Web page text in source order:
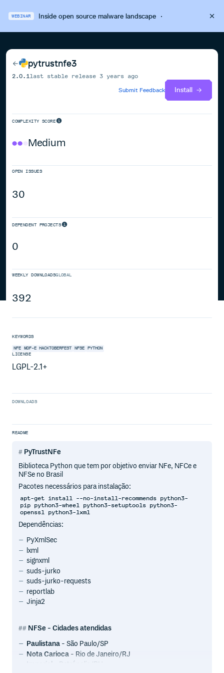
WEBINAR Inside open source malware landscape·
pytrustnfe3
2.0.1 last stable release3 years ago
Submit Feedback
Install
COMPLEXITY SCORE
Medium
OPEN ISSUES
30
DEPENDENT PROJECTS
0
WEEKLY DOWNLOADSGLOBAL
392
KEYWORDS
NFE MDF-E HACKTOBERFEST NFSE PYTHON
LICENSE
LGPL-2.1+
DOWNLOADS
README
PyTrustNFe
Biblioteca Python que tem por objetivo enviar NFe, NFCe e
NFSe no Brasil
Pacotes necessários para instalação:
apt-get install --no-install-recommends python3-
pip python3-wheel python3-setuptools python3-
openssl python3-lxml
Dependências:
PyXmlSec
lxml
signxml
suds-jurko
suds-jurko-requests
reportlab
Jinja2
NFSe - Cidades atendidas
Paulistana - São Paulo/SP
Nota Carioca - Rio de Janeiro/RJ
Imperial - Petrópolis/RH